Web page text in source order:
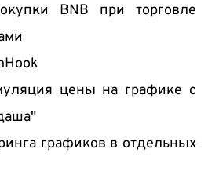
BNB при торговле
цены на графике с
графиков в отдельных